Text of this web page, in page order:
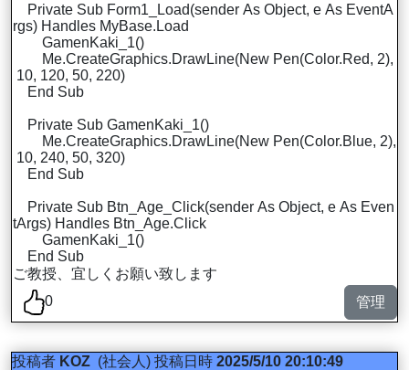
Private Sub Form1_Load(sender As Object, e As EventA
rgs) Handles MyBase.Load
GamenKaki_1()
Me.CreateGraphics.DrawLine(New Pen(Color.Red, 2),
10, 120, 50, 220)
End Sub
Private Sub GamenKaki_1()
Me.CreateGraphics.DrawLine(New Pen(Color.Blue, 2),
10, 240, 50, 320)
End Sub
Private Sub Btn_Age_Click(sender As Object, e As Even
tArgs) Handles Btn_Age.Click
GamenKaki_1()
End Sub
ご教授、宜しくお願い致します
0
管理
投稿者 KOZ (社会人) 投稿日時 2025/5/10 20:10:49